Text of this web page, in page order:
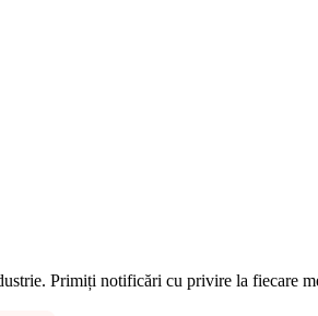
Primiți notificări cu privire la fiecare